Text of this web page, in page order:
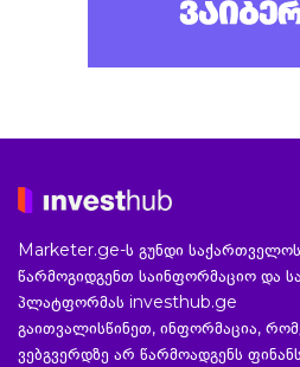
Marketer.ge-ს გუნდი
წარმოგიდგენთ საინფორმაციო და
პლატფორმას investhub.ge
გაითვალისწინეთ, ინფორმაცია,
ვებგვერდზე არ წარმოადგენს